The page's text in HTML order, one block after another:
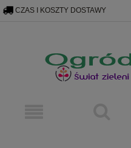
skryp Bing poniżej plakietka programu
CZAS I KOSZTY DOSTAWY